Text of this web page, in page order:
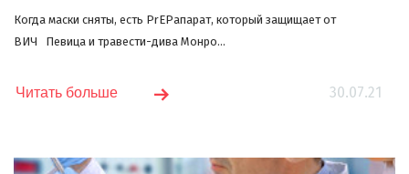
Когда маски сняты, есть PrEPапарат, который защищает от
ВИЧ Певица и травести-дива Монро...
30.07.21
Читать больше